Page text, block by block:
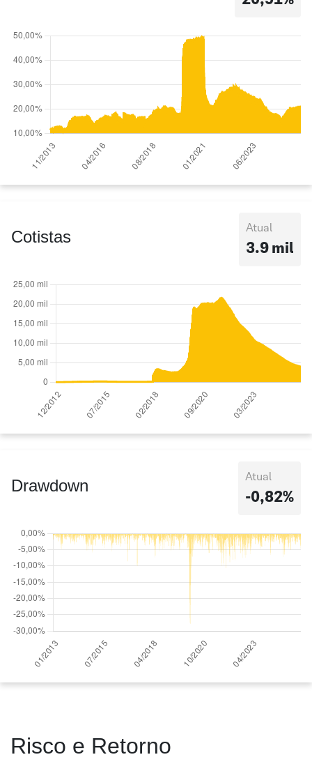
Cotistas Atual
3.9 mil
Drawdown Atual
-0,82%
Risco e Retorno